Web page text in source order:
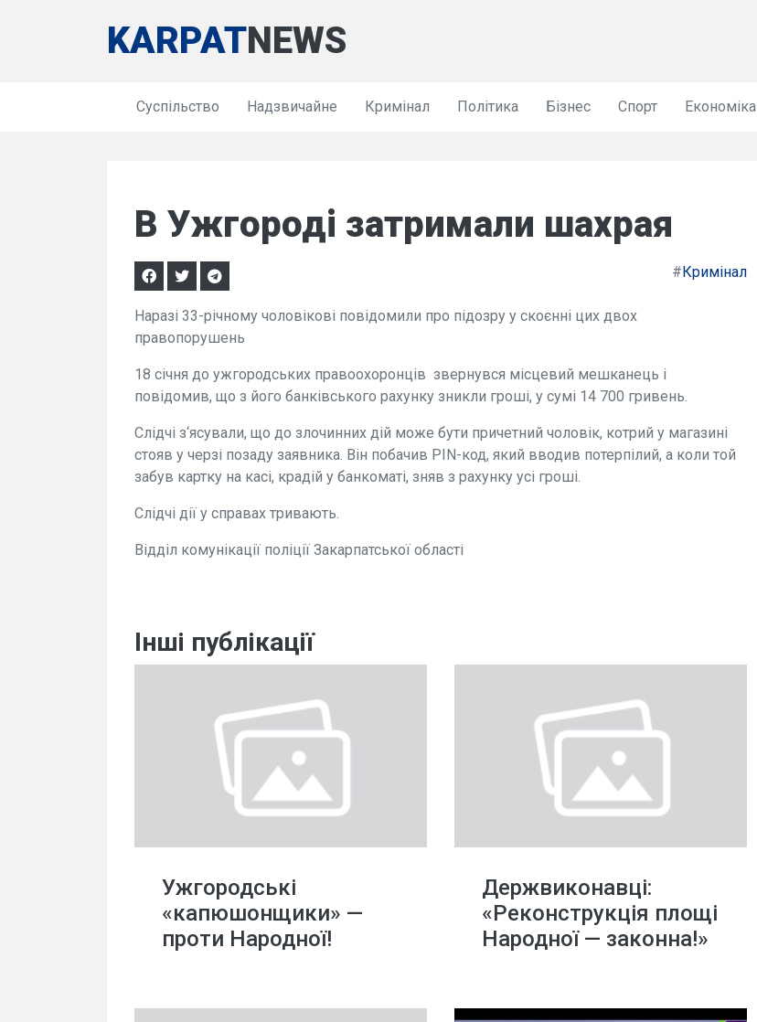
KARPATNEWS
Суспільство Надзвичайне Кримінал Політика Бізнес Спорт Економіка
В Ужгороді затримали шахрая
#Кримінал
Наразі 33-річному чоловікові повідомили про підозру у скоєнні цих двох
правопорушень
18 січня до ужгородських правоохоронців звернувся місцевий мешканець і
повідомив, що з його банківського рахунку зникли гроші, у сумі 14 700 гривень.
Слідчі з‘ясували, що до злочинних дій може бути причетний чоловік, котрий у магазині
стояв у черзі позаду заявника. Він побачив PIN-код, який вводив потерпілий, а коли той
забув картку на касі, крадій у банкоматі, зняв з рахунку усі гроші.
Слідчі дії у справах тривають.
Відділ комунікації поліції Закарпатської області
Інші публікації
Ужгородські
«капюшонщики» —
проти Народної!
Держвиконавці:
«Реконструкція площі
Народної — законна!»